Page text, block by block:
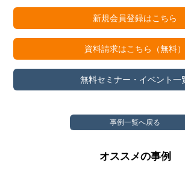
新規会員登録はこちら
資料請求はこちら（無料）
無料セミナー・ イベント一
事例一覧へ戻る
オススメの事例